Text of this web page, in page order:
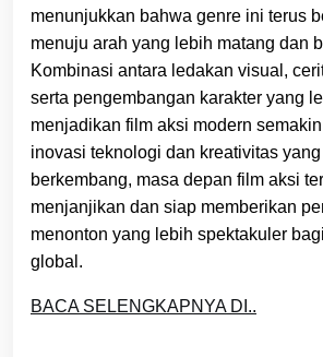
menunjukkan bahwa genre ini terus
menuju arah yang lebih matang dan
Kombinasi antara ledakan visual,
serta pengembangan karakter yang
menjadikan film aksi modern
inovasi teknologi dan kreativitas
berkembang, masa depan film aksi
menjanjikan dan siap memberikan
menonton yang lebih spektakuler
global.
BACA SELENGKAPNYA DI..